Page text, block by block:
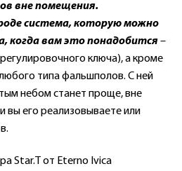
вне помещения.
система, которую можно
когда вам это понадобится–
ключа), а кроме
типа фальшполов. С ней
небом станет проще, вне
вы его реализовываете или
Star.T от Eterno Ivica